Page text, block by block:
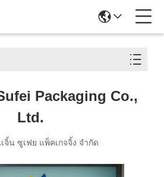
Packaging Co.,
Ltd.
จิ้น ซูเฟย แพ็คเกจจิ้ง จำกัด